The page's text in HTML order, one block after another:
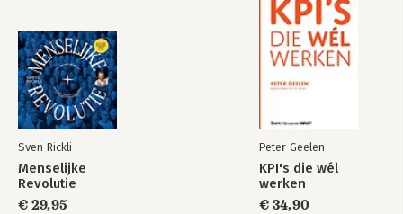
Sven Rickli
Menselijke
Revolutie
€ 29,95
Peter Geelen
KPI's die wél
werken
€ 34,90